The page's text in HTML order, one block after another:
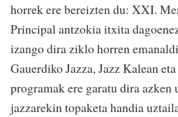
horrek ere bereizten du: XXI.
Principal antzokia itxita
izango dira ziklo horren
Gauerdiko Jazza, Jazz Kalean
programak ere garatu dira azken
jazzarekin topaketa handia